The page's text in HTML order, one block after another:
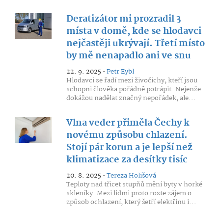
Deratizátor mi prozradil 3
místa v domě, kde se hlodavci
nejčastěji ukrývají. Třetí místo
by mě nenapadlo ani ve snu
22. 9. 2025 •Petr Eybl
Hlodavci se řadí mezi živočichy, kteří jsou
schopni člověka pořádně potrápit. Nejenže
dokážou nadělat značný nepořádek, ale...
Vlna veder přiměla Čechy k
novému způsobu chlazení.
Stojí pár korun a je lepší než
klimatizace za desítky tisíc
20. 8. 2025 •Tereza Holišová
Teploty nad třicet stupňů mění byty v horké
skleníky. Mezi lidmi proto roste zájem o
způsob ochlazení, který šetří elektřinu i...